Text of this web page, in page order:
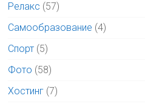
Релакс (57)
Самообразование (4)
Спорт (5)
Фото (58)
Хостинг (7)